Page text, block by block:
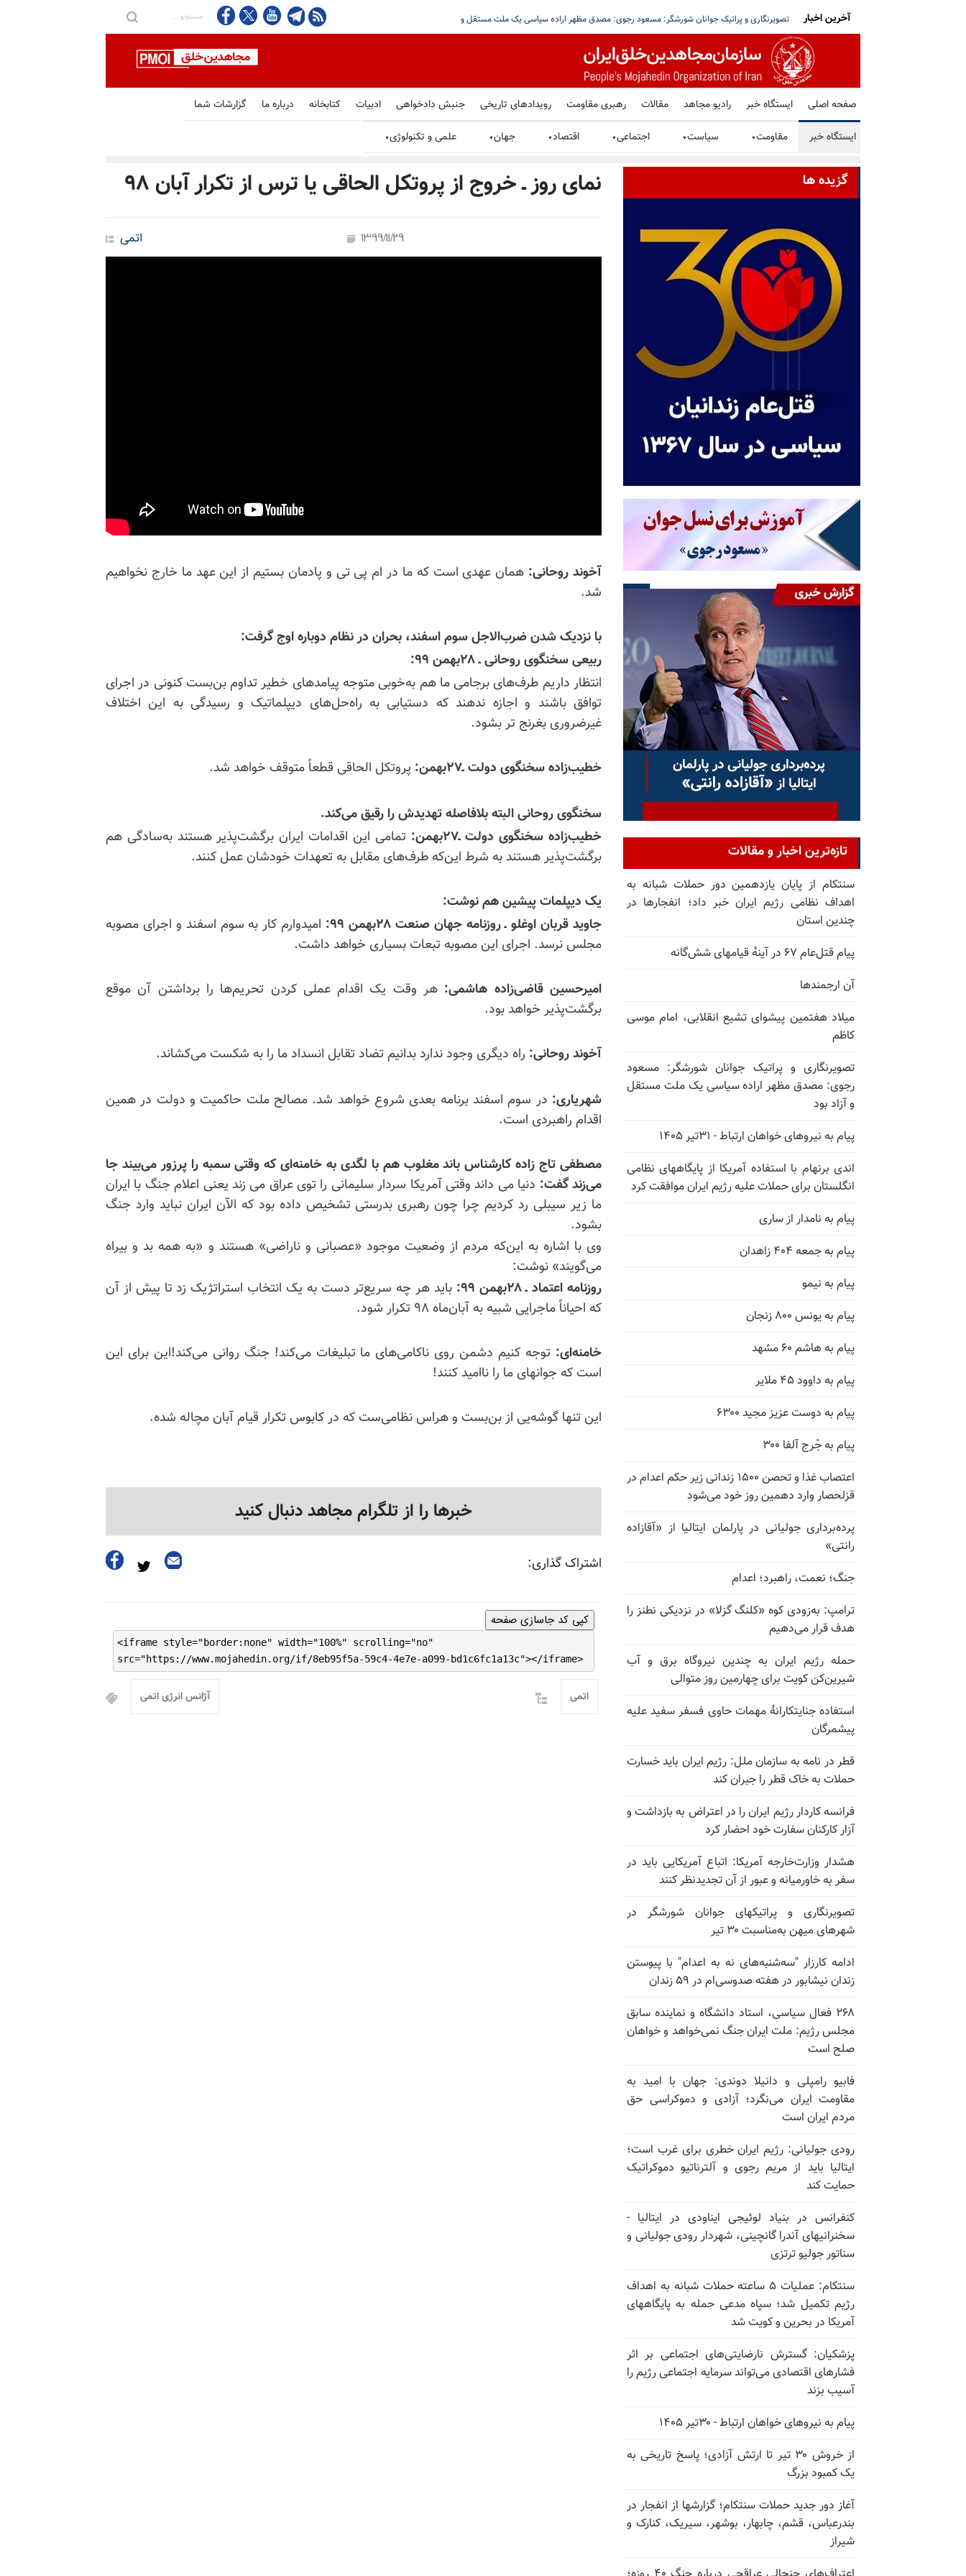
تصویرنگاری و پراتیک جوانان شورشگر: مسعود رجوی: مصدق مظهر اراده سیاسی یک ملت مستقل و اندی برنهام با استفاده آمریکا از پایگاههای نظامی انگلستان برای حملات علیه رژیم ایران موافقت
آخرین اخبار
صفحه اصلی ایستگاه خبر رادیو مجاهد مقالات رهبری مقاومت رویدادهای تاریخی جنبش دادخواهی ادبیات کتابخانه درباره ما گزارشات شما
ایستگاه خبر مقاومت▼ سیاست▼ اجتماعی▼ اقتصاد▼ جهان▼ علمی و تکنولوژی▼
نمای روز ـ خروج از پروتکل الحاقی یا ترس از تکرار آبان ۹۸
اتمی 1399/11/29
آخوند روحانی: همان عهدی است که ما در ام پی تی و پادمان بستیم از این عهد ما خارج نخواهیم
شد.
با نزدیک شدن ضرب‌الاجل سوم اسفند، بحران در نظام دوباره اوج گرفت:
ربیعی سخنگوی روحانی ـ ۲۸بهمن ۹۹:
انتظار داریم طرف‌های برجامی ما هم به‌خوبی متوجه پیامدهای خطیر تداوم بن‌بست کنونی در اجرای
توافق باشند و اجازه ندهند که دستیابی به راه‌حل‌های دیپلماتیک و رسیدگی به این اختلاف
غیرضروری بغرنج تر بشود.
خطیب‌زاده سخنگوی دولت ـ‌۲۷بهمن: پروتکل الحاقی قطعاً متوقف خواهد شد.
سخنگوی روحانی البته بلافاصله تهدیدش را رقیق می‌کند.
خطیب‌زاده سخنگوی دولت ـ‌۲۷بهمن:
تمامی این اقدامات ایران برگشت‌پذیر هستند به‌سادگی هم
برگشت‌پذیر هستند به شرط این‌که طرف‌های مقابل به تعهدات خودشان عمل کنند.
یک دیپلمات پیشین هم نوشت:
جاوید قربان اوغلو ـ روزنامه جهان صنعت ۲۸بهمن ۹۹:
امیدوارم کار به سوم اسفند و اجرای مصوبه
مجلس نرسد. اجرای این مصوبه تبعات بسیاری خواهد داشت.
امیرحسین قاضی‌زاده هاشمی: هر وقت یک اقدام عملی کردن تحریم‌ها را برداشتن آن موقع
برگشت‌پذیر خواهد بود.
آخوند روحانی: راه دیگری وجود ندارد بدانیم تضاد تقابل انسداد ما را به شکست می‌کشاند.
شهریاری: در سوم اسفند برنامه بعدی شروع خواهد شد. مصالح ملت حاکمیت و دولت در همین
اقدام راهبردی است.
مصطفی تاج زاده کارشناس باند مغلوب هم با لگدی به خامنه‌ای که وقتی سمبه را پرزور می‌بیند جا
می‌زند گفت: دنیا می داند وقتی آمریکا سردار سلیمانی را توی عراق می زند یعنی اعلام جنگ با ایران
ما زیر سیبلی رد کردیم چرا چون رهبری بدرستی تشخیص داده بود که الآن ایران نباید وارد جنگ
بشود.
وی با اشاره به این‌که مردم از وضعیت موجود «عصبانی و ناراضی» هستند و «به همه بد و بیراه
می‌گویند» نوشت:
روزنامه اعتماد ـ ۲۸بهمن ۹۹:
باید هر چه سریع‌تر دست به یک انتخاب استراتژیک زد تا پیش از آن
که احیاناً ماجرایی شبیه به آبان‌ماه ۹۸ تکرار شود.
خامنه‌ای: توجه کنیم دشمن روی ناکامی‌های ما تبلیغات می‌کند! جنگ روانی می‌کند!این برای این
است که جوانهای ما را ناامید کنند!
این تنها گوشه‌یی از بن‌بست و هراس نظامی‌ست که در کابوس تکرار قیام آبان مچاله شده.
خبرها را از تلگرام مجاهد دنبال کنید
اشتراک گذاری:
کپی کد جاسازی صفحه
<iframe style="border:none" width="100%" scrolling="no"
src="https://www.mojahedin.org/if/8eb95f5a-59c4-4e7e-a099-bd1c6fc1a13c"></iframe>
آژانس انرژی اتمی اتمی
گزیده ها
تازه‌ترین اخبار و مقالات
سنتکام از پایان یازدهمین دور حملات شبانه به
اهداف نظامی رژیم ایران خبر داد؛ انفجارها در
چندین استان
پیام قتل‌عام ۶۷ در آینه‌ٔ قیامهای شش‌گانه
آن ارجمندها
میلاد هفتمین پیشوای تشیع انقلابی، امام موسی
کاظم
تصویرنگاری و پراتیک جوانان شورشگر: مسعود
رجوی: مصدق مظهر اراده سیاسی یک ملت مستقل
و آزاد بود
پیام به نیروهای خواهان ارتباط - ۳۱تیر ۱۴۰۵
اندی برنهام با استفاده آمریکا از پایگاههای نظامی
انگلستان برای حملات علیه رژیم ایران موافقت کرد
پیام به نامدار از ساری
پیام به جمعه ۴۰۴ زاهدان
پیام به نیمو
پیام به یونس ۸۰۰ زنجان
پیام به هاشم ۶۰ مشهد
پیام به داوود ۴۵ ملایر
پیام به دوست عزیز مجید ۶۳۰۰
پیام به جْرج آلفا ۳۰۰
اعتصاب غذا و تحصن ۱۵۰۰ زندانی زیر حکم اعدام در
قزلحصار وارد دهمین روز خود می‌شود
پرده‌برداری جولیانی در پارلمان ایتالیا از «آقازاده
رانتی»
جنگ؛ نعمت، راهبرد؛ اعدام
ترامپ: به‌زودی کوه «کلنگ گزلا» در نزدیکی نطنز را
هدف قرار می‌دهیم
حمله رژیم ایران به چندین نیروگاه برق و آب
شیرین‌کن کویت برای چهارمین روز متوالی
استفاده جنایتکارانهٔ مهمات حاوی فسفر سفید علیه
پیشمرگان
قطر در نامه به سازمان ملل: رژیم ایران باید خسارت
حملات به خاک قطر را جبران کند
فرانسه کاردار رژیم ایران را در اعتراض به بازداشت و
آزار کارکنان سفارت خود احضار کرد
هشدار وزارت‌خارجه آمریکا: اتباع آمریکایی باید در
سفر به خاورمیانه و عبور از آن تجدیدنظر کنند
تصویرنگاری و پراتیکهای جوانان شورشگر در
شهرهای میهن به‌مناسبت ۳۰ تیر
ادامه کارزار "سه‌شنبه‌های نه به اعدام" با پیوستن
زندان نیشابور در هفته صدوسی‌ام در ۵۹ زندان
۲۶۸ فعال سیاسی، استاد دانشگاه و نماینده سابق
مجلس رژیم: ملت ایران جنگ نمی‌خواهد و خواهان
صلح است
فابیو رامپلی و دانیلا دوندی: جهان با امید به
مقاومت ایران می‌نگرد؛ آزادی و دموکراسی حق
مردم ایران است
رودی جولیانی: رژیم ایران خطری برای غرب است؛
ایتالیا باید از مریم رجوی و آلترناتیو دموکراتیک
حمایت کند
کنفرانس در بنیاد لوئیجی ایناودی در ایتالیا -
سخنرانیهای آندرا گانچینی، شهردار رودی جولیانی و
سناتور جولیو ترتزی
سنتکام: عملیات ۵ ساعته حملات شبانه به اهداف
رژیم تکمیل شد؛ سپاه مدعی حمله به پایگاههای
آمریکا در بحرین و کویت شد
پزشکیان: گسترش نارضایتی‌های اجتماعی بر اثر
فشارهای اقتصادی می‌تواند سرمایه اجتماعی رژیم را
آسیب بزند
پیام به نیروهای خواهان ارتباط - ۳۰تیر ۱۴۰۵
از خروش ۳۰ تیر تا ارتش آزادی؛ پاسخ تاریخی به
یک کمبود بزرگ
آغاز دور جدید حملات سنتکام؛ گزارشها از انفجار در
بندرعباس، قشم، چابهار، بوشهر، سیریک، کنارک و
شیراز